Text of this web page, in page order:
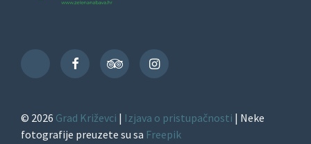
TikTok
FacebookTripAdvisorInstagram
© 2026 Grad Križevci | Izjava o pristupačnosti | Neke
fotografije preuzete su sa Freepik